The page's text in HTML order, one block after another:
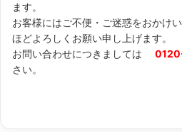
ます。
お客様にはご不便・ご迷惑をおかけ
ほどよろしくお願い申し上げます。
お問い合わせにつきましては
さい。